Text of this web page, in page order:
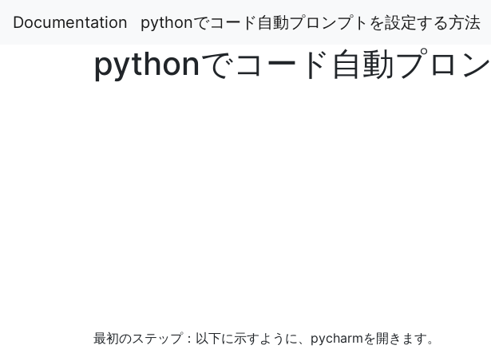
Documentation pythonでコード自動プロンプトを設定する方法
pythonでコード自動プロ
最初のステップ：以下に示すように、pycharmを開きます。